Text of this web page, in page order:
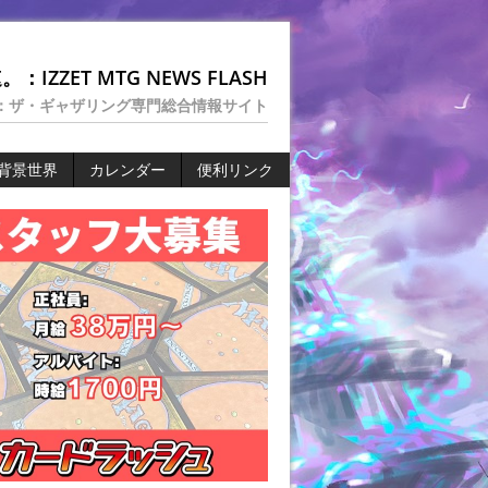
：IZZET MTG NEWS FLASH
ザ・ギャザリング専門総合情報サイト
景世界 カレンダー 便利リンク